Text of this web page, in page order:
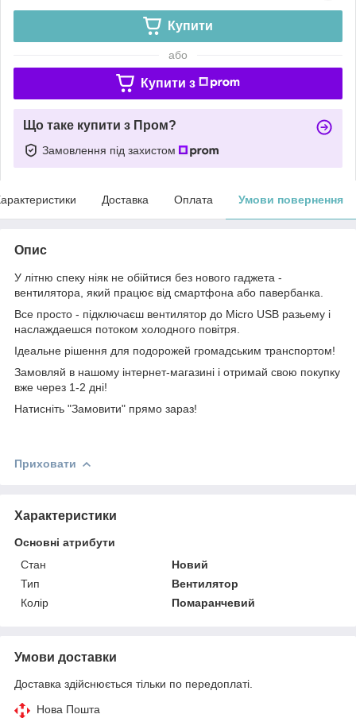
Купити
або
Купити з
Що таке купити з Пром?
Замовлення під захистом
Доставка Оплата Умови повернення
Опис
У літню спеку ніяк не обійтися без нового гаджета -
вентилятора, який працює від смартфона або павербанка.
Все просто - підключаєш вентилятор до Micro USB разьему і
наслаждаешся потоком холодного повітря.
Ідеальне рішення для подорожей громадським транспортом!
Замовляй в нашому інтернет-магазині і отримай свою покупку
вже через 1-2 дні!
Натисніть "Замовити" прямо зараз!
Приховати
Характеристики
Основні атрибути
Стан
Новий
Тип
Вентилятор
Колір
Помаранчевий
Умови доставки
Доставка здійснюється тільки по передоплаті.
Нова Пошта